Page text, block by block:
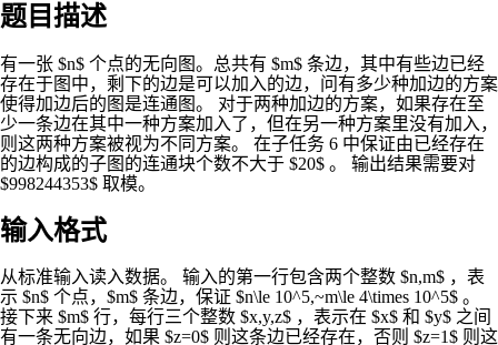
题目描述
有一张 $n$ 个点的无向图。总共有 $m$ 条边，其中有些边已经
存在于图中，剩下的边是可以加入的边，问有多少种加边的方案
使得加边后的图是连通图。 对于两种加边的方案，如果存在至
少一条边在其中一种方案加入了，但在另一种方案里没有加入，
则这两种方案被视为不同方案。 在子任务 6 中保证由已经存在
的边构成的子图的连通块个数不大于 $20$ 。 输出结果需要对
$998244353$ 取模。
输入格式
从标准输入读入数据。 输入的第一行包含两个整数 $n,m$ ，表
示 $n$ 个点，$m$ 条边，保证 $n\le 10^5,~m\le 4\times 10^5$ 。
接下来 $m$ 行，每行三个整数 $x,y,z$ ，表示在 $x$ 和 $y$ 之间
有一条无向边，如果 $z=0$ 则这条边已经存在，否则 $z=1$ 则这